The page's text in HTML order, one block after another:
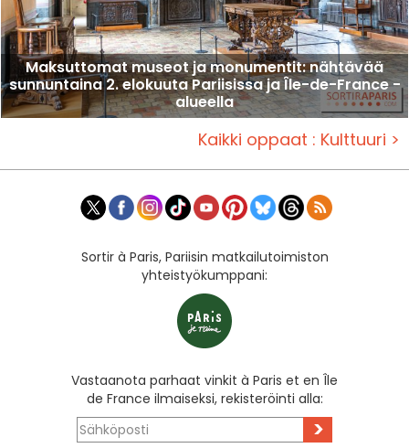
Maksuttomat museot ja monumentit: nähtävää
sunnuntaina 2. elokuuta Pariisissa ja Île-de-France -
alueella
Kaikki oppaat : Kulttuuri >
Sortir à Paris, Pariisin matkailutoimiston
yhteistyökumppani:
Vastaanota parhaat vinkit à Paris et en Île
de France ilmaiseksi, rekisteröinti alla:
>